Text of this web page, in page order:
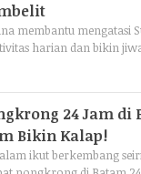
membantu mengatasi
harian dan bikin
24 Jam di
Bikin Kalap!
ikut berkembang